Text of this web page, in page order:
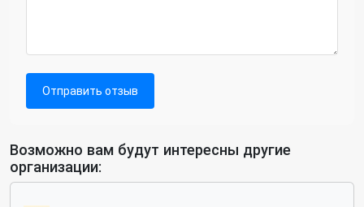
Отправить отзыв
Возможно вам будут интересны другие
организации: